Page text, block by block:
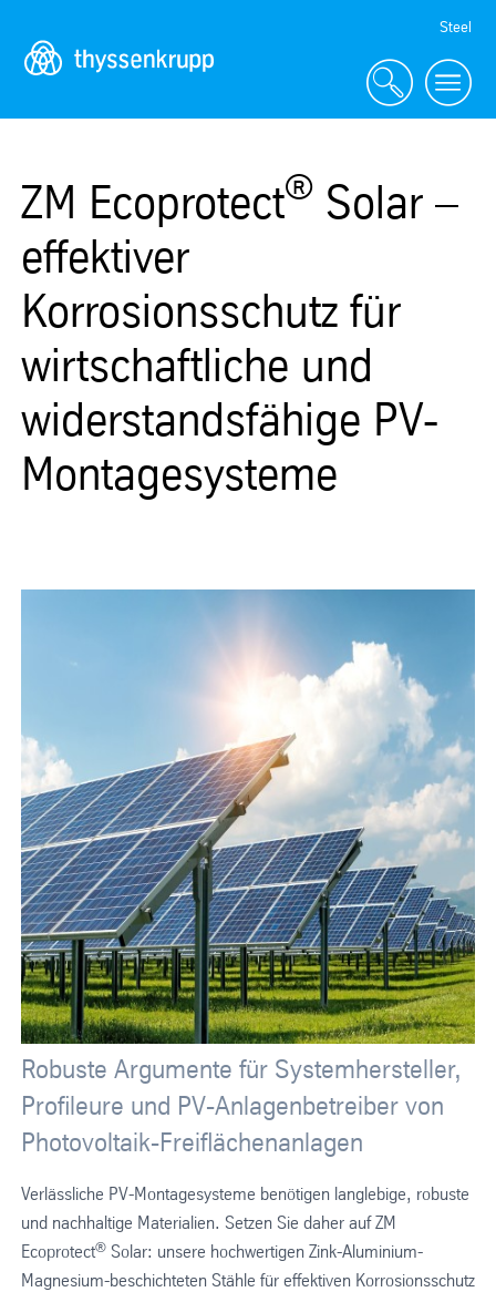
Navigation
Steel
ZM Ecoprotect® Solar –
effektiver
Korrosionsschutz für
wirtschaftliche und
widerstandsfähige PV-
Montagesysteme
Robuste Argumente für Systemhersteller,
Profileure und PV-Anlagenbetreiber von
Photovoltaik-Freiflächenanlagen
Verlässliche PV-Montagesysteme benötigen langlebige, robuste
und nachhaltige Materialien. Setzen Sie daher auf ZM
Ecoprotect® Solar: unsere hochwertigen Zink-Aluminium-
Magnesium-beschichteten Stähle für effektiven Korrosionsschutz